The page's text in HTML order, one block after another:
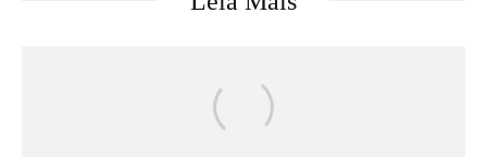
O terceiro álbum de Gracie Abrams,